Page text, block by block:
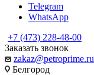
Telegram
WhatsApp
+7 (473) 228-48-00
Заказать звонок
zakaz@petroprime.ru
Белгород